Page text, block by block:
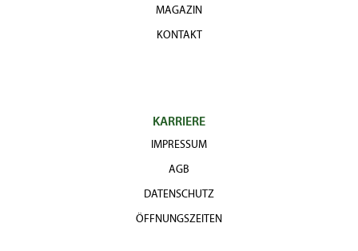
MAGAZIN
KONTAKT
KARRIERE
IMPRESSUM
AGB
DATENSCHUTZ
ÖFFNUNGSZEITEN